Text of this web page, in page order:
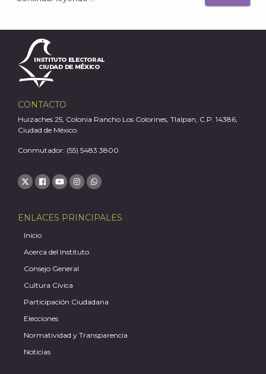
CONTACTO
Huizaches 25, Colonia Rancho Los Colorines, Tlalpan, C.P. 14386,
Ciudad de México.
Conmutador: (55) 5483 3800
ENLACES PRINCIPALES
Inicio
Acerca del Instituto
Consejo General
Cultura Cívica
Participación Ciudadana
Elecciones
Normatividad y Transparencia
Noticias